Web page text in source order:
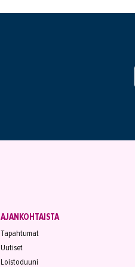
AJANKOHTAISTA
Tapahtumat
Uutiset
Loistoduuni